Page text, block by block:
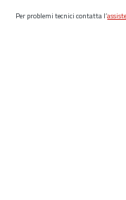
Per problemi tecnici contatta l’